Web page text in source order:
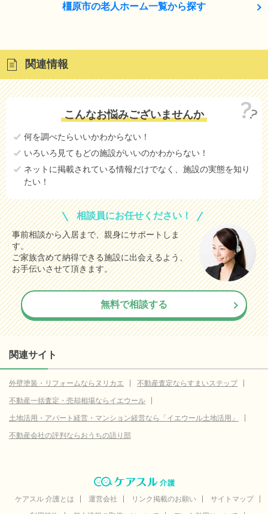
橿原市の老人ホーム一覧から探す
関連情報
こんなお悩みございませんか
何を調べたらいいかわからない！
いろいろ見てもどの施設がいいのかわからない！
ネットに掲載されている情報だけでなく、施設の実態を知り
たい！
相談員にお任せください！
事前相談から入居まで、親身にサポートしま
す。
ご家族含めて納得できる施設に出会えるよう、
お手伝いさせて頂きます。
無料で相談する
関連サイト
外壁塗装・リフォームならヌリカエ
不動産査定ならすまいステップ
不動産一括査定・売却相場ならイエウール
土地活用・アパート経営・マンション経営なら「イエウール土地活用」
不動産会社の評判ならおうちの語り部
ケアスル 介護とは 運営会社 リンク掲載のお願い
サイトマップ